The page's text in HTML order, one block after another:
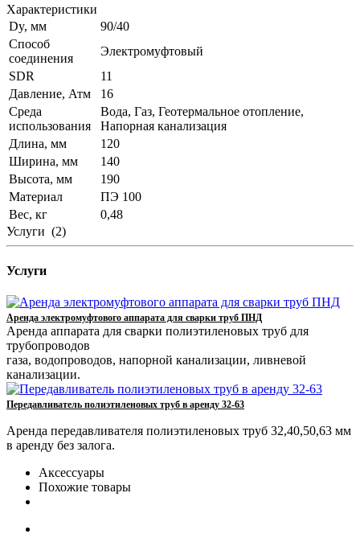
Характеристики
Dy, мм
90/40
Способ
соединения
Электромуфтовый
SDR
11
Давление, Атм
16
Среда
использования
Вода, Газ, Геотермальное отопление,
Напорная канализация
Длина, мм
120
Ширина, мм
140
Высота, мм
190
Материал
ПЭ 100
Вес, кг
0,48
Услуги (2)
Услуги
Аренда электромуфтового аппарата для сварки труб ПНД
Аренда аппарата для сварки полиэтиленовых труб для
трубопроводов
газа, водопроводов, напорной канализации, ливневой
канализации.
Передавливатель полиэтиленовых труб в аренду 32-63
Аренда передавливателя полиэтиленовых труб 32,40,50,63 мм
в аренду без залога.
Аксессуары
Похожие товары